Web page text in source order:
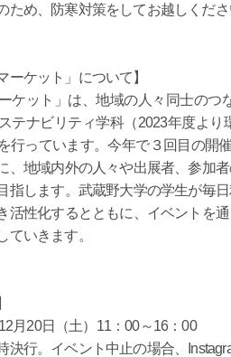
め、防寒対策をしてお越しくださ
ーケット」について】
ケット」は、地域の人々同士の
テナビリティ学科（2023年度よ
行っています。今年で３回目の開
、地域内外の人々や出展者、参加
指します。武蔵野大学の学生が毎
活性化するとともに、イベントを
ていきます。
月20日（土）11：00～16：00
イベント中止の場合、Instagram